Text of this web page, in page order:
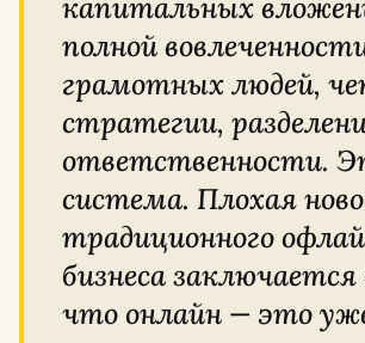
капитальных
полной
грамотных людей,
стратегии,
ответственности.
система. Плохая
традиционного
бизнеса
что онлайн — это